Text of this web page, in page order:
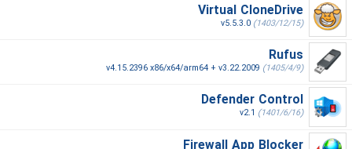
Virtual CloneDrive
v5.5.3.0 (1403/12/15)
Rufus
v4.15.2396 x86/x64/arm64 + v3.22.2009 (1405/4/9)
Defender Control
v2.1 (1401/6/16)